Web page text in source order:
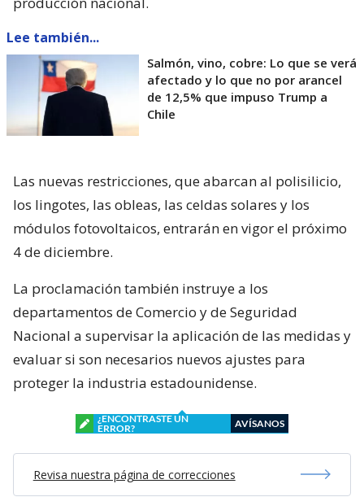
Lee también...
Salmón, vino, cobre: Lo que se verá
afectado y lo que no por arancel
de 12,5% que impuso Trump a
Chile
Las nuevas restricciones, que abarcan al polisilicio,
los lingotes, las obleas, las celdas solares y los
módulos fotovoltaicos, entrarán en vigor el próximo
4 de diciembre.
La proclamación también instruye a los
departamentos de Comercio y de Seguridad
Nacional a supervisar la aplicación de las medidas y
evaluar si son necesarios nuevos ajustes para
proteger la industria estadounidense.
¿ENCONTRASTE UN
ERROR?
AVÍSANOS
Revisa nuestra página de correcciones